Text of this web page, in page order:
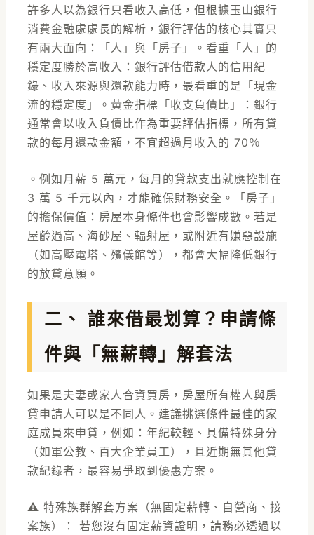
許多人以為銀行只看收入高低，但根據玉山銀行
消費金融處處長的解析，銀行評估的核心其實只
有兩大面向：「人」與「房子」。看重「人」的
穩定度勝於高收入：銀行評估借款人的信用紀
錄、收入來源與還款能力時，最看重的是「現金
流的穩定度」。黃金指標「收支負債比」：銀行
通常會以收入負債比作為重要評估指標，所有貸
款的每月還款金額，不宜超過月收入的 70％
。例如月薪 5 萬元，每月的貸款支出就應控制在
3 萬 5 千元以內，才能確保財務安全。「房子」
的擔保價值：房屋本身條件也會影響成數。若是
屋齡過高、海砂屋、輻射屋，或附近有嫌惡設施
（如高壓電塔、殯儀館等），都會大幅降低銀行
的放貸意願。
二、 誰來借最划算？申請條
件與「無薪轉」解套法
如果是夫妻或家人合資買房，房屋所有權人與房
貸申請人可以是不同人。建議挑選條件最佳的家
庭成員來申貸，例如：年紀較輕、具備特殊身分
（如軍公教、百大企業員工），且近期無其他貸
款紀錄者，最容易爭取到優惠方案。
⚠️ 特殊族群解套方案（無固定薪轉、自營商、接
案族）： 若您沒有固定薪資證明，請務必透過以